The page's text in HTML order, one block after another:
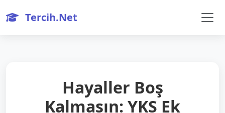
Tercih.Net
Hayaller Boş
Kalmasın: YKS Ek